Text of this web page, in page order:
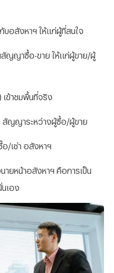
บอสังหาฯ ให้แก่ผู้ที่สนใจ
สัญญาซื้อ-ขาย ให้แก่ผู้ขาย/ผู้
เข้าชมพื้นที่จริง
สัญญาระหว่างผู้ซื้อ/ผู้ขาย
/เช่า อสังหาฯ
ายหน้าอสังหาฯ คือการเป็น
เอง